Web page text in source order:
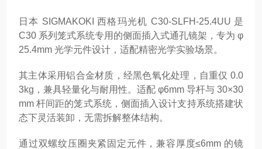
日本 SIGMAKOKI 西格玛光机 C30-SLFH-25.4UU 是
C30 系列笼式系统专用的侧面插入式通孔镜架，专为 φ
25.4mm 光学元件设计，适配精密光学实验场景。
其主体采用铝合金材质，经黑色氧化处理，自重仅 0.0
3kg，兼具轻量化与耐用性。适配 φ6mm 导杆与 30×30
mm 杆间距的笼式系统，侧面插入设计支持系统搭建状
态下灵活装卸，无需拆解整体结构。
通过双螺纹压圈夹紧固定元件，兼容厚度≤6mm 的镜